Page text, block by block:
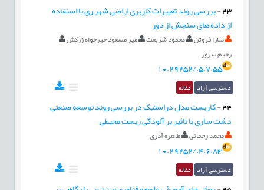
43
-بررسی روند تغییرات کاربری اراضی شهر ری با استفاده
از داده های سنجش از دور
سارا فروتن محمود شریعت
میر مسعود خیرخواه زرکش
رحیم سرور
10.29252/.5.7.55
دسترسی آزاد مقاله
44
-کاربست مدل دراستیک در بررسی روند توسعه صنعتی
دشت ساری با تاثیر بر آلودگی زیست محیطی
محمد رحمانی طاهره آذری
10.29252/.4.6.83
دسترسی آزاد مقاله